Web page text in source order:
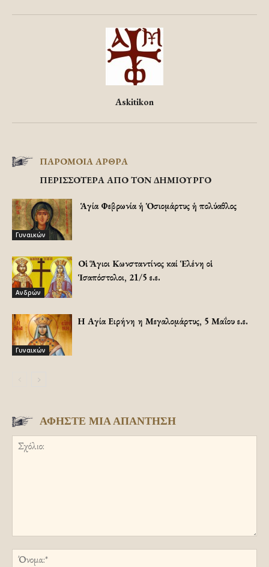
Askitikon
ΠΑΡΟΜΟΙΑ ΑΡΘΡΑ
ΠΕΡΙΣΣΟΤΕΡΑ ΑΠΟ ΤΟΝ ΔΗΜΙΟΥΡΓΟ
Γυναικών
Ἡ Ἁγία Φεβρωνία ἡ Ὁσιομάρτυς ἡ πολύαθλος
Ανδρών
Οἱ Ἅγιοι Κωνσταντίνος καί Ἑλένη οἱ
Ἱσαπόστολοι, 21/5 ε.ε.
Γυναικών
Η Αγία Ειρήνη η Μεγαλομάρτυς, 5 Μαΐου ε.ε.
ΑΦΗΣΤΕ ΜΙΑ ΑΠΑΝΤΗΣΗ